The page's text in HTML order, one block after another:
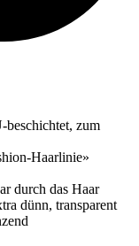
beschichtet, zum
Haarlinie»
durch das Haar
dünn, transparent